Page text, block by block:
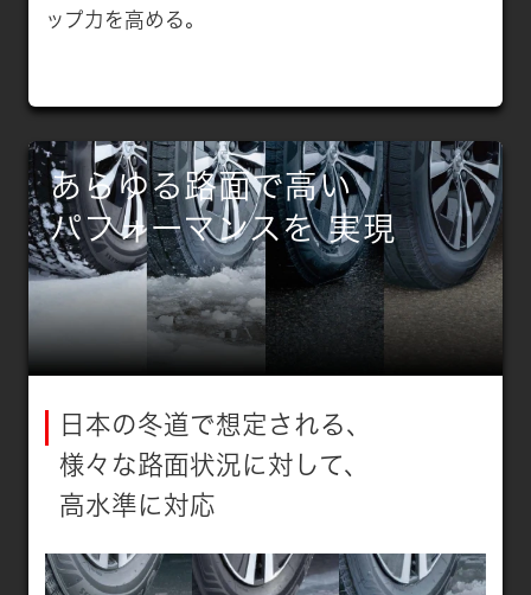
ップ力を高める。
あらゆる路面で高い
パフォーマンスを実現
日本の冬道で想定される、
様々な路面状況に対して、
高水準に対応